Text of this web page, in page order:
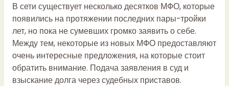
В сети существует несколько десятков МФО, которые
появились на протяжении последних пары-тройки
лет, но пока не сумевших громко заявить о себе.
Между тем, некоторые из новых МФО предоставляют
очень интересные предложения, на которые стоит
обратить внимание. Подача заявления в суд и
взыскание долга через судебных приставов.